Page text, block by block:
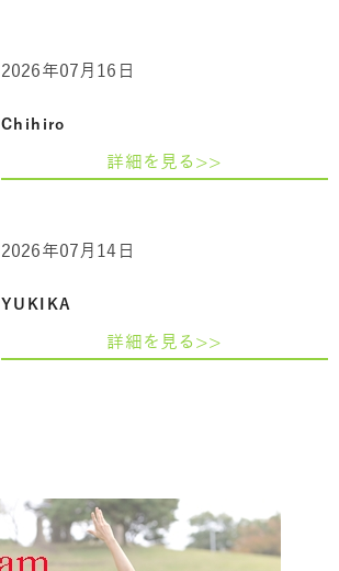
Chihiro
2026年07月16日
詳細を見る>>
YUKIKA
2026年07月14日
詳細を見る>>